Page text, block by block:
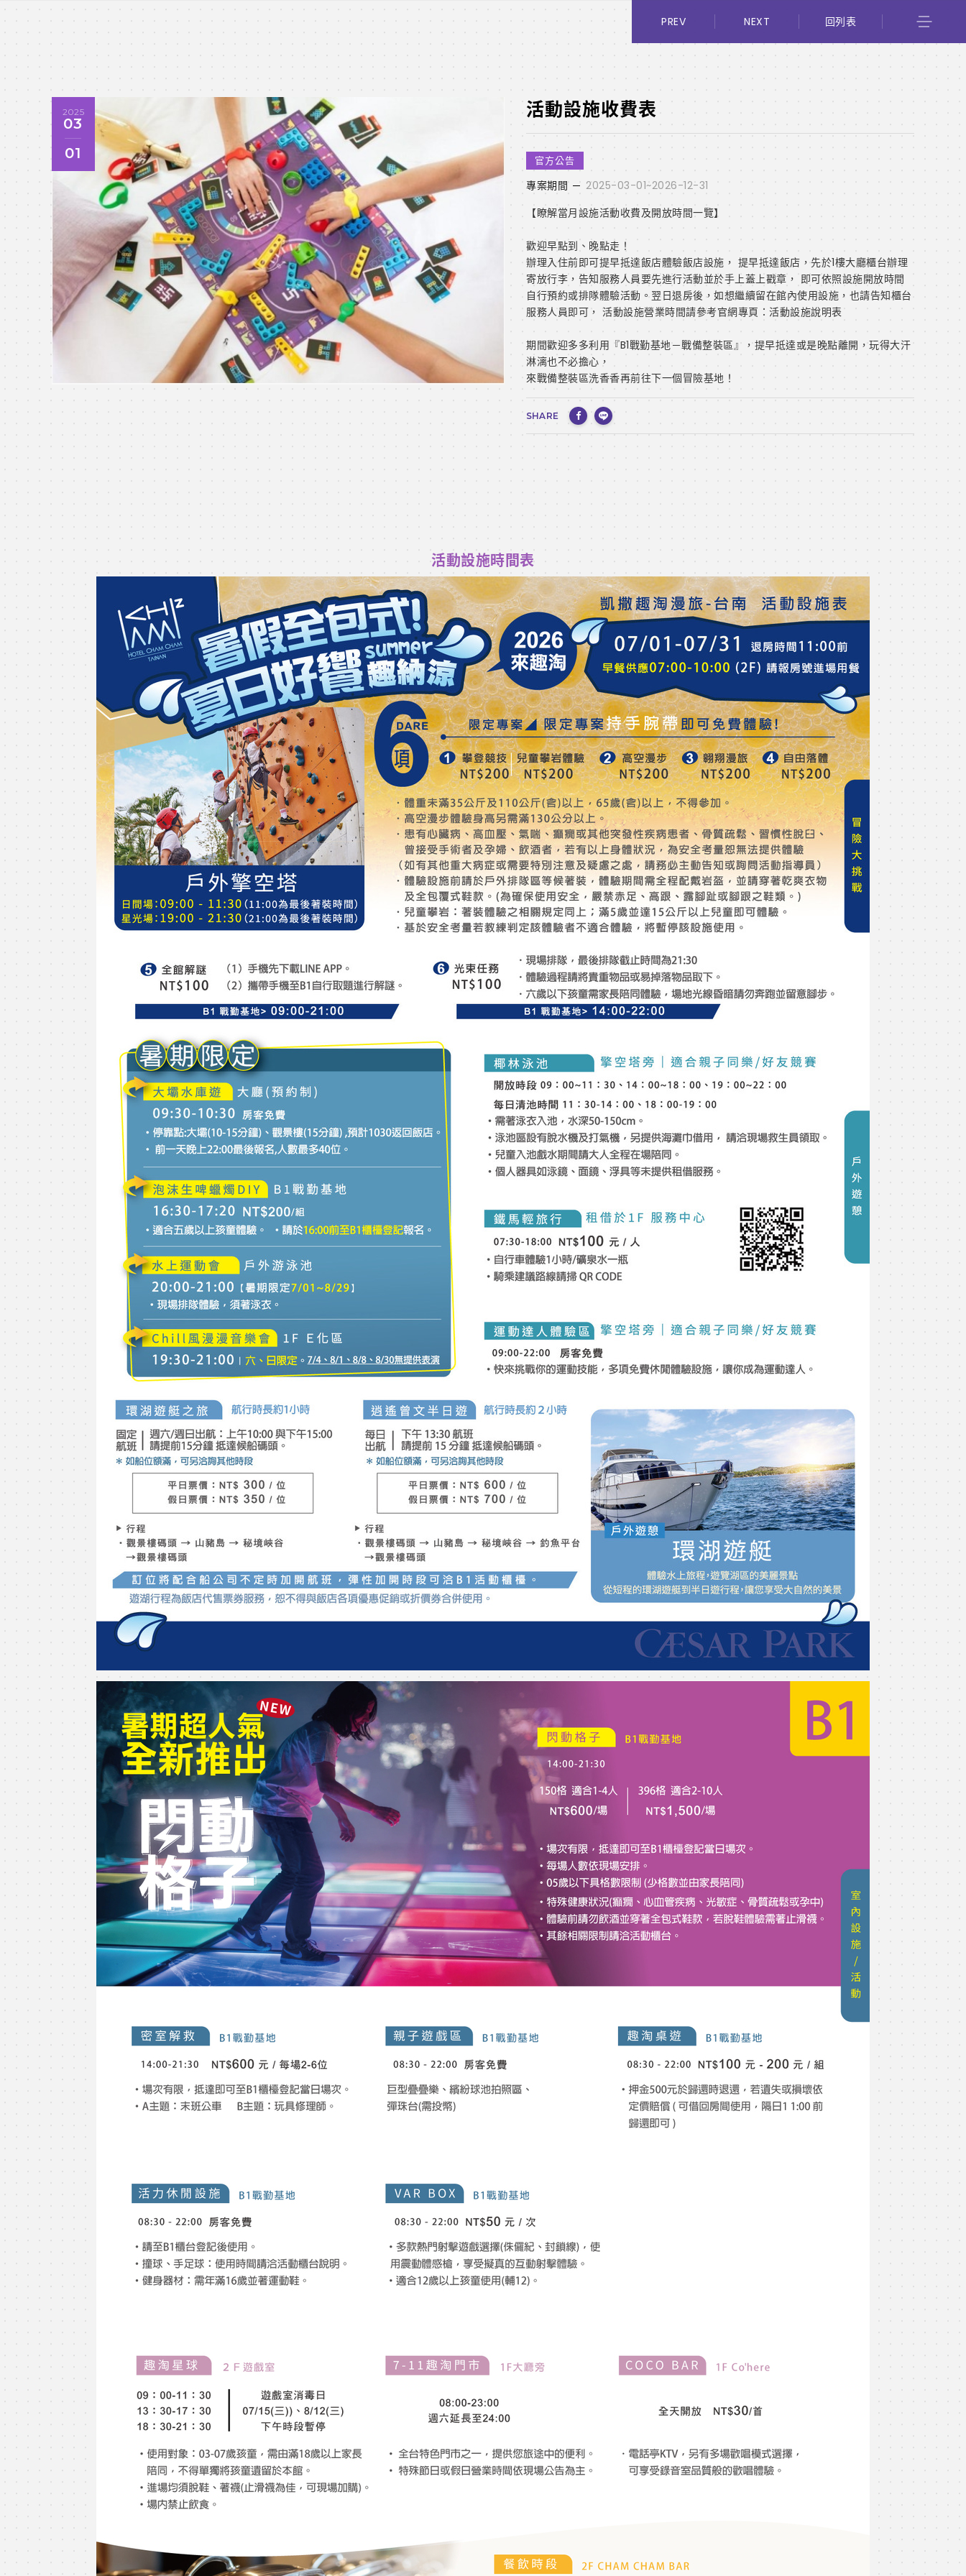
2025
03
01
活動設施收費表
官方公告
專案期間
2025-03-01~2026-12-31
【瞭解當月設施活動收費及開放時間一覽】
歡迎早點到、晚點走！
辦理入住前即可提早抵達飯店體驗飯店設施， 提早抵達飯店，先於1樓大廳櫃台辦理
寄放行李，告知服務人員要先進行活動並於手上蓋上戳章， 即可依照設施開放時間
自行預約或排隊體驗活動。翌日退房後，如想繼續留在館內使用設施，也請告知櫃台
服務人員即可， 活動設施營業時間請參考官網專頁：活動設施說明表
期間歡迎多多利用『B1戰勤基地－戰備整裝區』，提早抵達或是晚點離開，玩得大汗
淋漓也不必擔心，
來戰備整裝區洗香香再前往下一個冒險基地！
SHARE
活動設施時間表
PREV NEXT 回列表